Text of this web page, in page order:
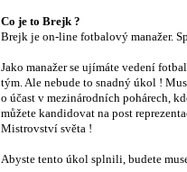
Co je to Brejk ?
Brejk je on-line fotbalový manažer.
Jako manažer se ujímáte vedení
tým. Ale nebude to snadný úkol !
o účast v mezinárodních pohárech,
můžete kandidovat na post
Mistrovství světa !
Abyste tento úkol splnili, budete